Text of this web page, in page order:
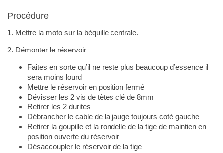
Procédure
1. Mettre la moto sur la béquille centrale.
2. Démonter le réservoir
Faites en sorte qu’il ne reste plus beaucoup d’essence il
sera moins lourd
Mettre le réservoir en position fermé
Dévisser les 2 vis de tètes clé de 8mm
Retirer les 2 durites
Débrancher le cable de la jauge toujours coté gauche
Retirer la goupille et la rondelle de la tige de maintien en
position ouverte du réservoir
Désaccoupler le réservoir de la tige